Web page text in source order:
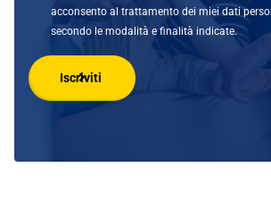
acconsento al trattamento dei miei dati
secondo le modalità e finalità indicate.
Iscriviti